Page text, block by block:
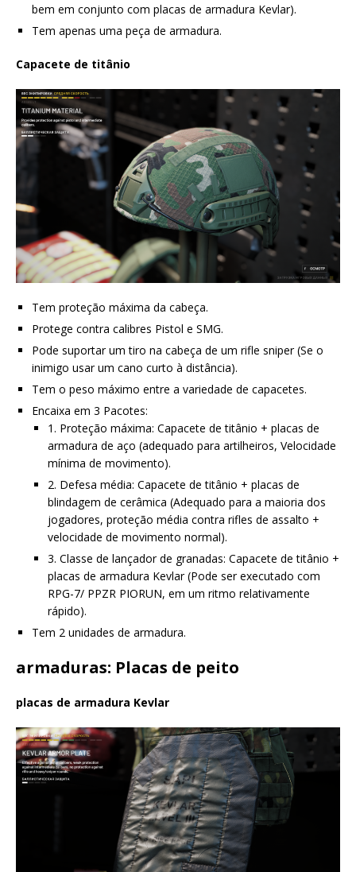
bem em conjunto com placas de armadura Kevlar).
Tem apenas uma peça de armadura.
Capacete de titânio
Tem proteção máxima da cabeça.
Protege contra calibres Pistol e SMG.
Pode suportar um tiro na cabeça de um rifle sniper (Se o
inimigo usar um cano curto à distância).
Tem o peso máximo entre a variedade de capacetes.
Encaixa em 3 Pacotes:
1. Proteção máxima: Capacete de titânio + placas de
armadura de aço (adequado para artilheiros, Velocidade
mínima de movimento).
2. Defesa média: Capacete de titânio + placas de
blindagem de cerâmica (Adequado para a maioria dos
jogadores, proteção média contra rifles de assalto +
velocidade de movimento normal).
3. Classe de lançador de granadas: Capacete de titânio +
placas de armadura Kevlar (Pode ser executado com
RPG-7/ PPZR PIORUN, em um ritmo relativamente
rápido).
Tem 2 unidades de armadura.
armaduras: Placas de peito
placas de armadura Kevlar